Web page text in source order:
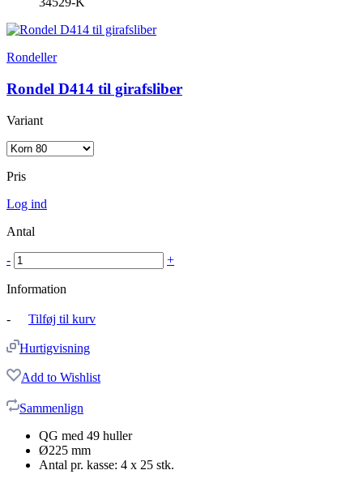
Rondeller
Rondel D414 til girafsliber
Variant
Pris
Log ind
Antal
- +
Information
- Tilføj til kurv
Hurtigvisning
Add to Wishlist
Sammenlign
QG med 49 huller
Ø225 mm
Antal pr. kasse: 4 x 25 stk.